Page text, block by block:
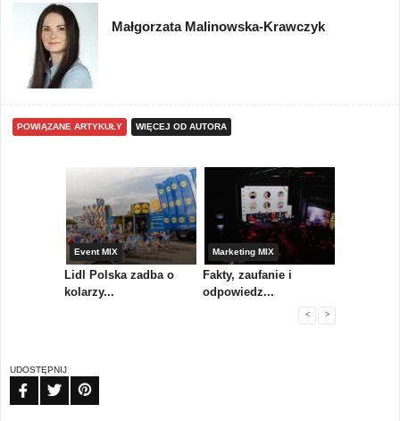
Małgorzata Malinowska-Krawczyk
POWIĄZANE ARTYKUŁY WIĘCEJ OD AUTORA
Event MIX
Lidl Polska zadba o
kolarzy...
Marketing MIX
Fakty, zaufanie i
odpowiedz...
< >
UDOSTĘPNIJ